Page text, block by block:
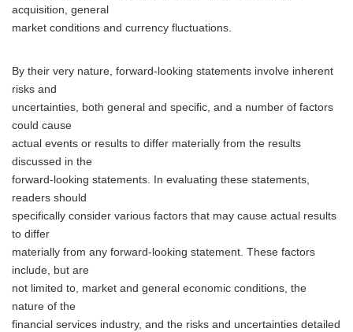
acquisition, general
market conditions and currency fluctuations.
By their very nature, forward-looking statements involve inherent
risks and
uncertainties, both general and specific, and a number of factors
could cause
actual events or results to differ materially from the results
discussed in the
forward-looking statements. In evaluating these statements,
readers should
specifically consider various factors that may cause actual results
to differ
materially from any forward-looking statement. These factors
include, but are
not limited to, market and general economic conditions, the
nature of the
financial services industry, and the risks and uncertainties detailed